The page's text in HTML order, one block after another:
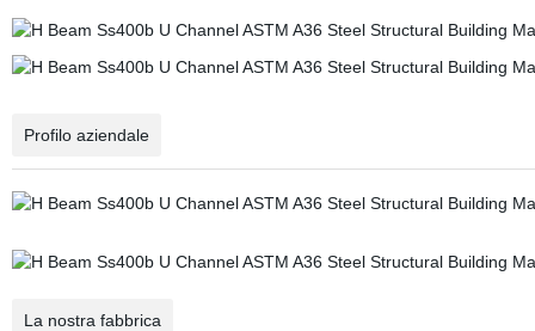
Profilo aziendale
La nostra fabbrica